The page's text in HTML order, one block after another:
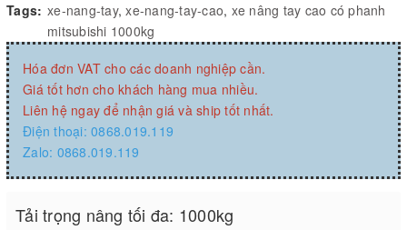
Tags: xe-nang-tay,xe-nang-tay-cao, xe nâng tay cao có phanh
mitsubishi 1000kg
Hóa đơn VAT cho các doanh nghiệp cần.
Giá tốt hơn cho khách hàng mua nhiều.
Liên hệ ngay để nhận giá và ship tốt nhất.
Điện thoại: 0868.019.119
Zalo: 0868.019.119
Tải trọng nâng tối đa: 1000kg